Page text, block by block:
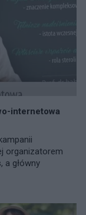
internetowa
organizatorem
a główny